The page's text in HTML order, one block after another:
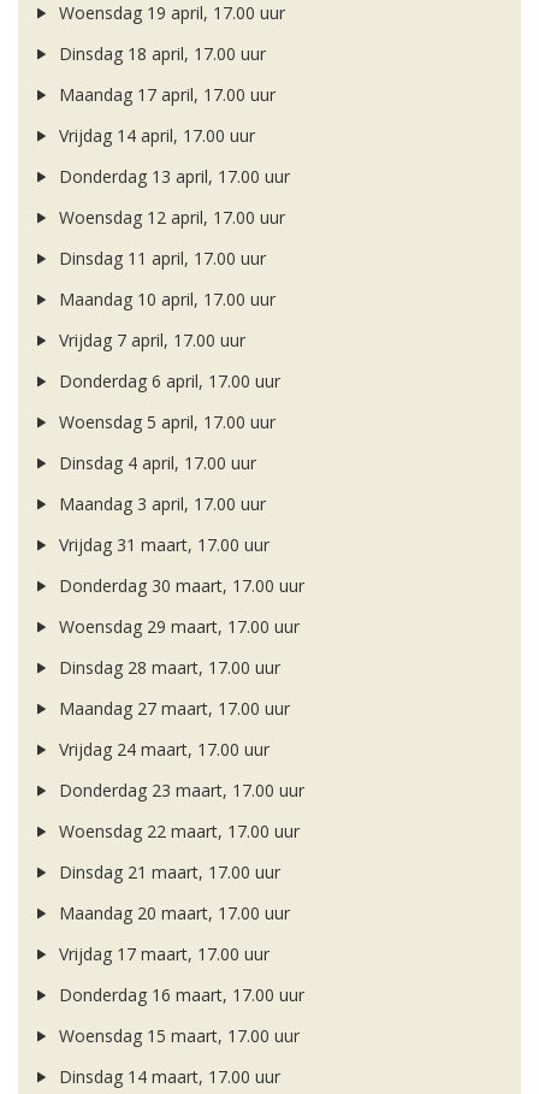
Woensdag 19 april, 17.00 uur
Dinsdag 18 april, 17.00 uur
Maandag 17 april, 17.00 uur
Vrijdag 14 april, 17.00 uur
Donderdag 13 april, 17.00 uur
Woensdag 12 april, 17.00 uur
Dinsdag 11 april, 17.00 uur
Maandag 10 april, 17.00 uur
Vrijdag 7 april, 17.00 uur
Donderdag 6 april, 17.00 uur
Woensdag 5 april, 17.00 uur
Dinsdag 4 april, 17.00 uur
Maandag 3 april, 17.00 uur
Vrijdag 31 maart, 17.00 uur
Donderdag 30 maart, 17.00 uur
Woensdag 29 maart, 17.00 uur
Dinsdag 28 maart, 17.00 uur
Maandag 27 maart, 17.00 uur
Vrijdag 24 maart, 17.00 uur
Donderdag 23 maart, 17.00 uur
Woensdag 22 maart, 17.00 uur
Dinsdag 21 maart, 17.00 uur
Maandag 20 maart, 17.00 uur
Vrijdag 17 maart, 17.00 uur
Donderdag 16 maart, 17.00 uur
Woensdag 15 maart, 17.00 uur
Dinsdag 14 maart, 17.00 uur